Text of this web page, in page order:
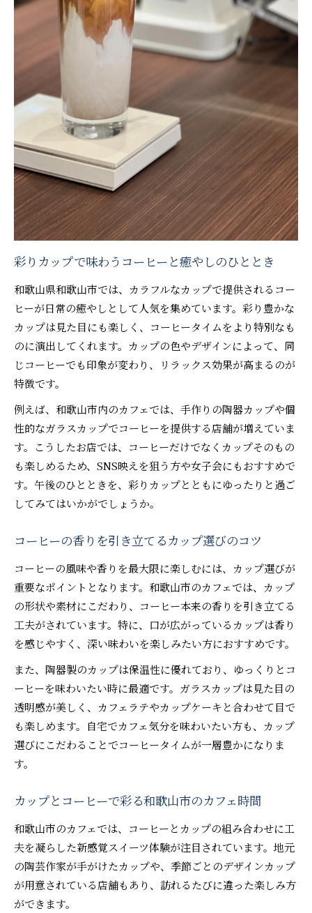
彩りカップで味わうコーヒーと癒やしのひととき
和歌山県和歌山市では、カラフルなカップで提供されるコー
ヒーが日常の癒やしとして人気を集めています。彩り豊かな
カップは見た目にも楽しく、コーヒータイムをより特別なも
のに演出してくれます。カップの色やデザインによって、同
じコーヒーでも印象が変わり、リラックス効果が高まるのが
特徴です。
例えば、和歌山市内のカフェでは、手作りの陶器カップや個
性的なガラスカップでコーヒーを提供する店舗が増えていま
す。こうしたお店では、コーヒーだけでなくカップそのもの
も楽しめるため、SNS映えを狙う方や女子会にもおすすめで
す。午後のひとときを、彩りカップとともにゆったりと過ご
してみてはいかがでしょうか。
コーヒーの香りを引き立てるカップ選びのコツ
コーヒーの風味や香りを最大限に楽しむには、カップ選びが
重要なポイントとなります。和歌山市のカフェでは、カップ
の形状や素材にこだわり、コーヒー本来の香りを引き立てる
工夫がされています。特に、口が広がっているカップは香り
を感じやすく、深い味わいを楽しみたい方におすすめです。
また、陶器製のカップは保温性に優れており、ゆっくりとコ
ーヒーを味わいたい時に最適です。ガラスカップは見た目の
透明感が美しく、カフェラテやカップケーキと合わせて目で
も楽しめます。自宅でカフェ気分を味わいたい方も、カップ
選びにこだわることでコーヒータイムが一層豊かになりま
す。
カップとコーヒーで彩る和歌山市のカフェ時間
和歌山市のカフェでは、コーヒーとカップの組み合わせに工
夫を凝らした新感覚スイーツ体験が注目されています。地元
の陶芸作家が手がけたカップや、季節ごとのデザインカップ
が用意されている店舗もあり、訪れるたびに違った楽しみ方
ができます。